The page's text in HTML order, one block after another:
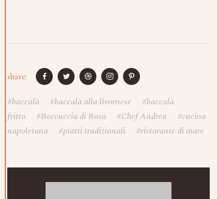
share:
#baccalà #baccalà alla livornese #baccalà
fritto
#Boccuccia di Rosa #Chef Andrea #cucina
napoletana
#piatti tradizionali #ristorante di mare